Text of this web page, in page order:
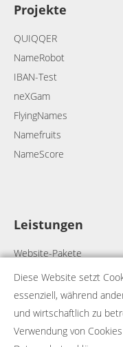
Projekte
QUIQQER
NameRobot
IBAN-Test
neXGam
FlyingNames
Namefruits
NameScore
Leistungen
Website-Pakete
Webdesign
Webhosting
Onlineshops
Individualprogrammierung
Diese Website setzt
essenziell, während
und wirtschaftlich zu
Verwendung von